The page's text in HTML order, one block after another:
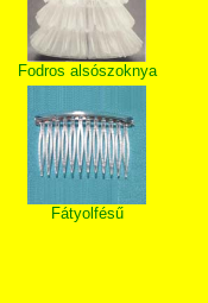
Fodros alsószoknya
Fátyolfésű